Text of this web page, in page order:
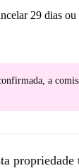
29 dias ou
a
propriedade